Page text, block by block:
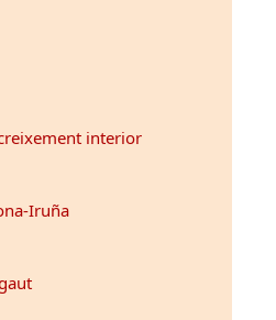
interior
Iruña